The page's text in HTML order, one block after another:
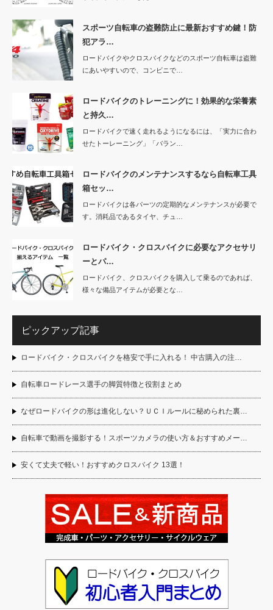
スポーツ自転車の盗難防止に最新おすすめ鍵！防
犯アラ…
ロードバイクやクロスバイクなどのスポーツ自転車は盗難
にあいやすいので、コンビニで…
ロードバイクのトレーニングに！効果的な栄養素
と持久…
ロードバイクで速く走れるようになるには、「実力に合わ
せたトーレーニング」「バラン…
ロードバイクのメンテナンスするなら自転車工具
箱セッ…
ロードバイクは各パーツの定期的なメンテナンスが必要で
す。消耗品であるタイヤ、チュ…
ロードバイク・クロスバイクに必要なアクセサリ
ーとパ…
ロードバイク、クロスバイクを購入して乗るのであれば、
様々な備品アイテムが必要とな…
ピックアップ記事
ロードバイク・クロスバイクを格安で手に入れる！ 中古購入の注…
自転車ロードレース選手の脚質特徴と役割まとめ
なぜロードバイクの形は進化しない？ＵＣＩルールに秘められた裏…
自転車で動画を撮影する！スポーツカメラの使い方＆おすすめメー…
安くて丈夫で軽い！おすすめクロスバイク 13選！